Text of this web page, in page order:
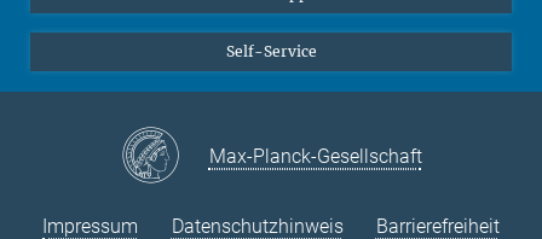
Self-Service
Max-Planck-Gesellschaft
Impressum Datenschutzhinweis Barrierefreiheit